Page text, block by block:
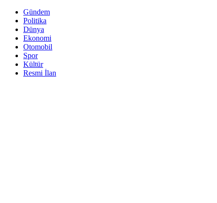
Gündem
Politika
Dünya
Ekonomi
Otomobil
Spor
Kültür
Resmi İlan